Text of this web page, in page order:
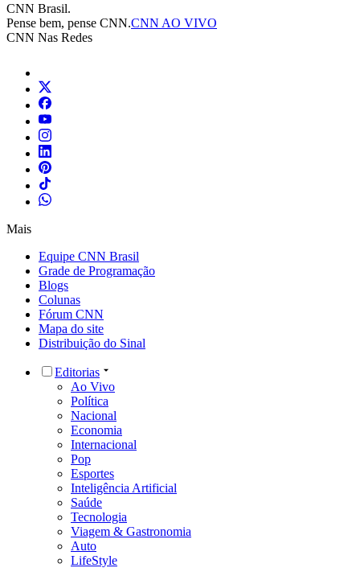
CNN Brasil.
Pense bem, pense CNN.CNN AO VIVO
CNN Nas Redes
Mais
Equipe CNN Brasil
Grade de Programação
Blogs
Colunas
Fórum CNN
Mapa do site
Distribuição do Sinal
Editorias
Ao Vivo
Política
Nacional
Economia
Internacional
Pop
Esportes
Inteligência Artificial
Saúde
Tecnologia
Viagem & Gastronomia
Auto
LifeStyle